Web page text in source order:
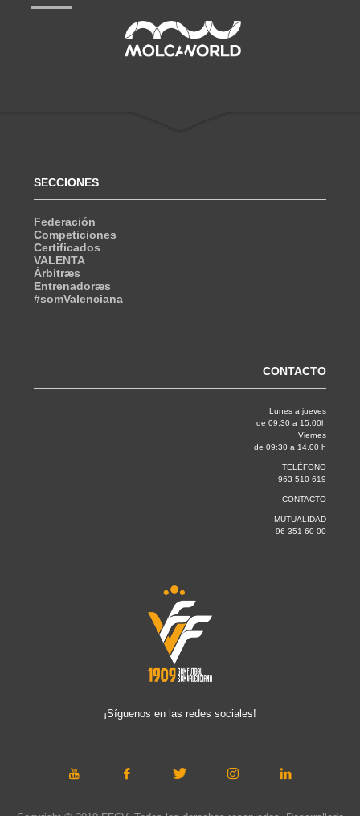
SECCIONES
Federación
Competiciones
Certificados
VALENTA
Árbitræs
Entrenadoræs
#somValenciana
CONTACTO
Lunes a jueves
de 09:30 a 15.00h
Viernes
de 09:30 a 14.00 h
TELÉFONO
963 510 619
CONTACTO
MUTUALIDAD
96 351 60 00
¡Síguenos en las redes sociales!